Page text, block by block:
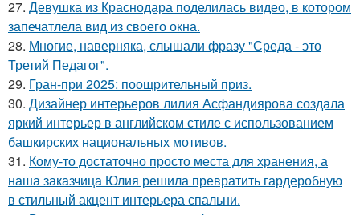
27. Девушка из Краснодара поделилась видео, в котором
запечатлела вид из своего окна.
28. Многие, наверняка, слышали фразу "Среда - это
Третий Педагог".
29. Гран-при 2025: поощрительный приз.
30. Дизайнер интерьеров лилия Асфандиярова создала
яркий интерьер в английском стиле с использованием
башкирских национальных мотивов.
31. Кому-то достаточно просто места для хранения, а
наша заказчица Юлия решила превратить гардеробную
в стильный акцент интерьера спальни.